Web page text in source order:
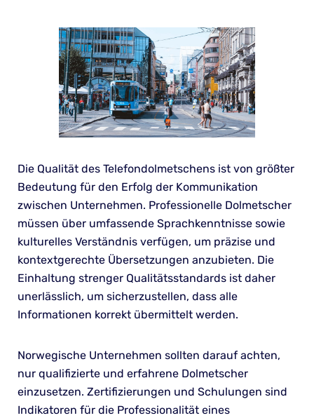
Die Qualität des Telefondolmetschens ist von größter
Bedeutung für den Erfolg der Kommunikation
zwischen Unternehmen. Professionelle Dolmetscher
müssen über umfassende Sprachkenntnisse sowie
kulturelles Verständnis verfügen, um präzise und
kontextgerechte Übersetzungen anzubieten. Die
Einhaltung strenger Qualitätsstandards ist daher
unerlässlich, um sicherzustellen, dass alle
Informationen korrekt übermittelt werden.
Norwegische Unternehmen sollten darauf achten,
nur qualifizierte und erfahrene Dolmetscher
einzusetzen. Zertifizierungen und Schulungen sind
Indikatoren für die Professionalität eines